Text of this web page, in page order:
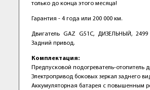
только до конца этого месяца!
Гарантия - 4 года или 200 000 км.
Двигатель GAZ G51С, ДИЗЕЛЬНЫЙ, 2499
Задний привод.
Комплектация:
Предпусковой подогреватель-отопитель
Электропривод боковых зеркал заднего
Аккумуляторная батарея с повышенным